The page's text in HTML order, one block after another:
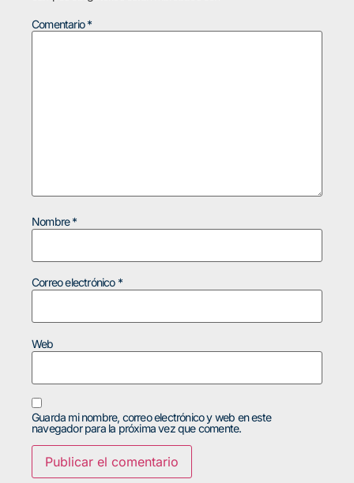
Comentario*
Nombre*
Correo electrónico *
Web
Guarda mi nombre, correo electrónico y web en este
navegador para la próxima vez que comente.